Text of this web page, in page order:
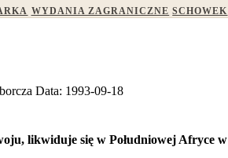
WYDANIA ZAGRANICZNE SCHOWEK
Data: 1993-09-18
likwiduje się w Południowej Afryce